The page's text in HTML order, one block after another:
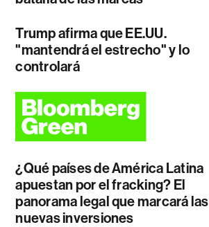
Trump afirma que EE.UU.
"mantendrá el estrecho" y lo
controlará
¿Qué países de América Latina
apuestan por el fracking? El
panorama legal que marcará las
nuevas inversiones